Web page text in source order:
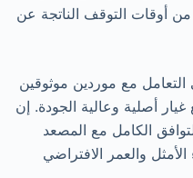
أوقات التوقف الناتجة عن
مع موردين موثوقين
أصلية وعالية الجودة. إن
الكامل مع المصعد
والعمر الافتراضي